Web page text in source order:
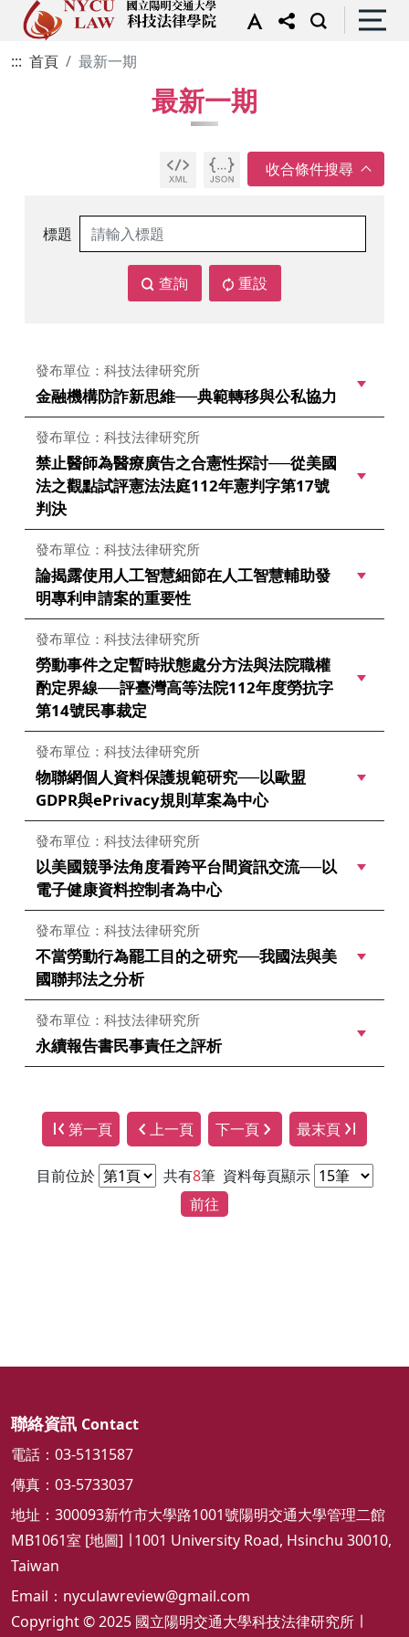
::: 首頁 最新一期
最新一期
標題
查詢 重設
發布單位：科技法律研究所
金融機構防詐新思維──典範轉移與公私協力
發布單位：科技法律研究所
禁止醫師為醫療廣告之合憲性探討──從美國
法之觀點試評憲法法庭112年憲判字第17號
判決
發布單位：科技法律研究所
論揭露使用人工智慧細節在人工智慧輔助發
明專利申請案的重要性
發布單位：科技法律研究所
勞動事件之定暫時狀態處分方法與法院職權
酌定界線──評臺灣高等法院112年度勞抗字
第14號民事裁定
發布單位：科技法律研究所
物聯網個人資料保護規範研究──以歐盟
GDPR與ePrivacy規則草案為中心
發布單位：科技法律研究所
以美國競爭法角度看跨平台間資訊交流──以
電子健康資料控制者為中心
發布單位：科技法律研究所
不當勞動行為罷工目的之研究──我國法與美
國聯邦法之分析
發布單位：科技法律研究所
永續報告書民事責任之評析
第一頁 上一頁 下一頁 最末頁
目前位於 共有8筆 資料每頁顯示
前往
聯絡資訊 Contact
電話：03-5131587
傳真：03-5733037
地址：300093新竹市大學路1001號陽明交通大學管理二館
MB1061室 [地圖] ∣ 1001 University Road, Hsinchu 30010,
Taiwan
Email： nyculawreview@gmail.com
Copyright © 2025 國立陽明交通大學科技法律研究所 ∣